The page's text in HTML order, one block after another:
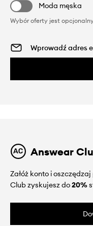
Moda męska
Wybór oferty jest
Answear
Załóż konto i
Club zyskujesz do20%